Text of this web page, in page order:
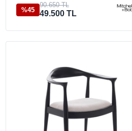
%45
90.650 TL
49.500 TL